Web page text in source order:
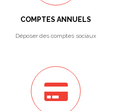
COMPTES ANNUELS
Déposer des comptes sociaux